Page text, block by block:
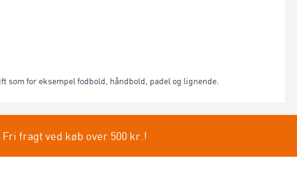
for eksempel fodbold, håndbold, padel og lignende.
fragt ved køb over 500 kr.!